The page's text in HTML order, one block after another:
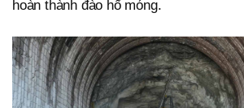
hoàn thành đào hố móng.